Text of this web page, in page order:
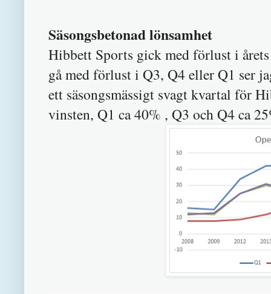
Säsongsbetonad lönsamhet
Hibbett Sports gick med förlust i
gå med förlust i Q3, Q4 eller Q1 ser
ett säsongsmässigt svagt kvartal för
vinsten, Q1 ca 40% , Q3 och Q4 ca